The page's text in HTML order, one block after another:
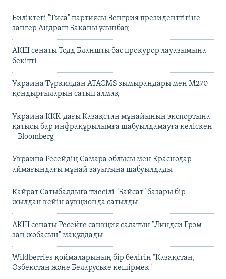
Биліктегі "Тиса" партиясы Венгрия президенттігіне
заңгер Андраш Баканы ұсынбақ
АҚШ сенаты Тодд Бланшты бас прокурор лауазымына
бекітті
Украина Түркиядан ATACMS зымырандары мен M270
қондырғыларын сатып алмақ
Украина КҚК-дағы Қазақстан мұнайының экспортына
қатысы бар инфрақұрылымға шабуылдамауға келіскен
– Bloomberg
Украина Ресейдің Самара облысы мен Краснодар
аймағындағы мұнай зауытына шабуылдады
Қайрат Сатыбалдыға тиесілі "Байсат" базары бір
жылдан кейін аукционда сатылды
АҚШ сенаты Ресейге санкция салатын "Линдси Грэм
заң жобасын" мақұлдады
Wildberries қоймаларының бір бөлігін "Қазақстан,
Өзбекстан және Беларуське көшірмек"